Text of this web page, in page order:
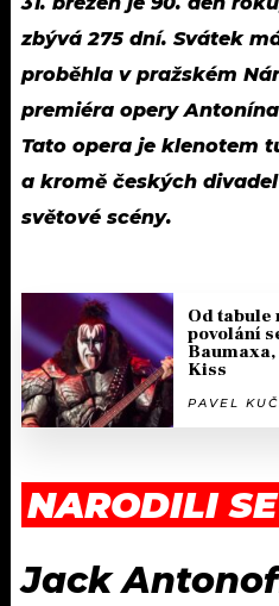
zbývá 275 dní. Svátek
proběhla v pražském
premiéra opery
Tato opera je klenotem
a kromě českých
světové scény.
Od tabule
povolání
Kiss
PAVEL
NARODILI SE
Jack